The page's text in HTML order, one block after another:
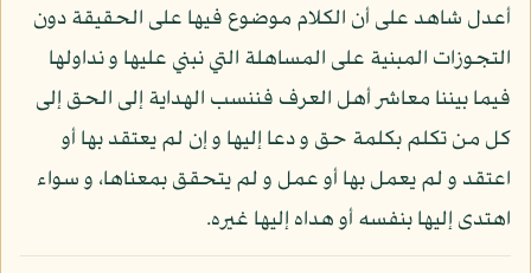
أعدل شاهد على أن الكلام موضوع فيها على الحقيقة دون
التجوزات المبنية على المساهلة التي نبني عليها و نداولها
فيما بيننا معاشر أهل العرف فننسب الهداية إلى الحق إلى
كل من تكلم بكلمة حق و دعا إليها و إن لم يعتقد بها أو
اعتقد و لم يعمل بها أو عمل و لم يتحقق بمعناها، و سواء
اهتدى إليها بنفسه أو هداه إليها غيره.